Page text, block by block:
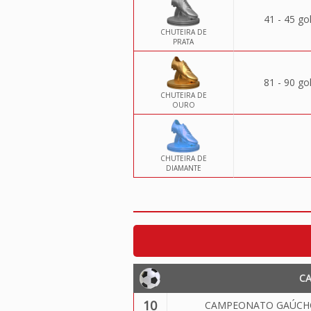
CHUTEIRA DE
PRATA
41 - 45
CHUTEIRA DE
OURO
81 - 90
CHUTEIRA DE
DIAMANTE
10 CAMPEONATO